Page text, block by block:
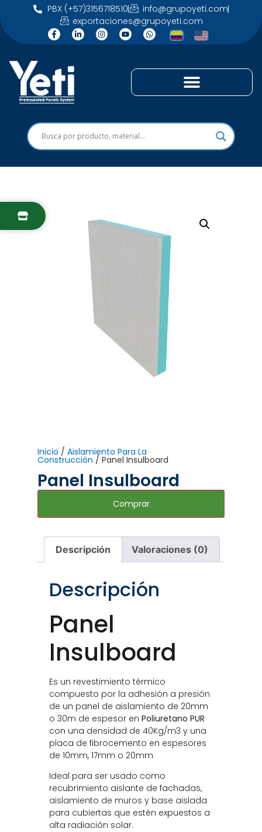
PBX (+57)3156718510
info@grupoyeti.com
exportaciones@grupoyeti.com
Inicio / Aislamiento Para La
Construcción / Panel Insulboard
Panel Insulboard
Comprar
Descripción Valoraciones (0)
Descripción
Panel
Insulboard
Es un revestimiento térmico
compuesto por la adhesión a presión
de un panel de aislamiento de 20mm
o 30m de espesor en Poliuretano PUR
con una densidad de 40Kg/m3 y una
placa de fibrocemento en espesores
de 10mm, 17mm o 20mm
Ideal para ser usado como
recubrimiento aislante de fachadas,
aislamiento de muros y base aislada
para cubiertas que estén expuestos a
alta radiación solar.